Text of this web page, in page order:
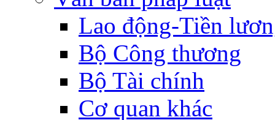
Lao động-Tiền
Bộ Công thương
Bộ Tài chính
Cơ quan khác